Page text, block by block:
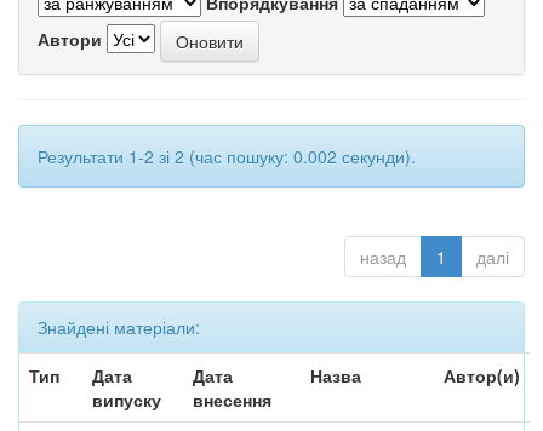
Автори
Результати 1-2 зі 2 (час пошуку: 0.002 секунди).
назад 1 далі
Знайдені матеріали:
Тип
Дата
випуску
Дата
внесення
Назва Автор(и)